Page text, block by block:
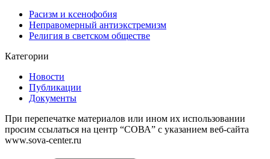
Расизм и ксенофобия
Неправомерный антиэкстремизм
Религия в светском обществе
Категории
Новости
Публикации
Документы
При перепечатке материалов или ином их использовании
просим ссылаться на центр “СОВА” с указанием веб-сайта
www.sova-center.ru